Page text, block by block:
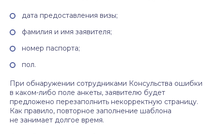
дата предоставления визы;
фамилия и имя заявителя;
номер паспорта;
пол.
При обнаружении сотрудниками Консульства ошибки
в каком-либо поле анкеты, заявителю будет
предложено перезаполнить некорректную страницу.
Как правило, повторное заполнение шаблона
не занимает долгое время.